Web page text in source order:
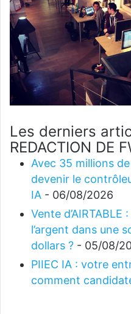
Les derniers
REDACTION DE
Avec 35 millions
devenir le
IA - 06/08/2026
Vente
l’argent dans une
dollars ? - 05/08/
PIIEC IA : votre
comment